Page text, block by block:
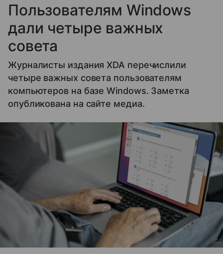
Пользователям Windows
дали четыре важных
совета
Журналисты издания XDA перечислили
четыре важных совета пользователям
компьютеров на базе Windows. Заметка
опубликована на сайте медиа.